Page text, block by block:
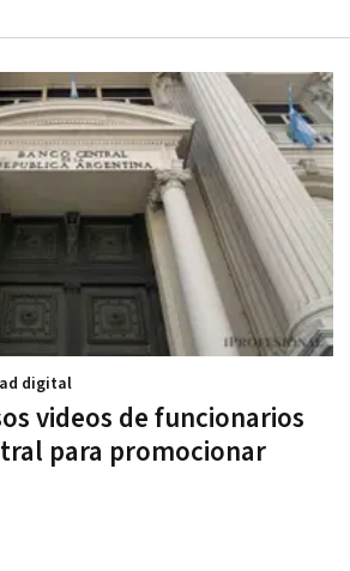
videos de funcionarios
para promocionar
digital